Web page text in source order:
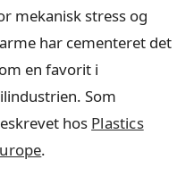
mekanisk stress og
har cementeret det
en favorit i
Som
hos Plastics
.